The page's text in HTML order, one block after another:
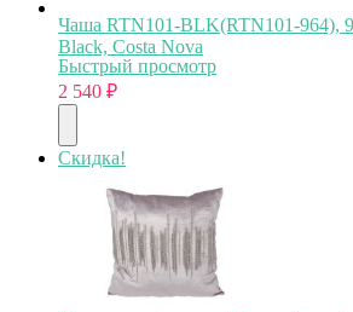
Чаша RTN101-BLK(RTN101-964),
Black, Costa Nova
Быстрый просмотр
2 540 ₽
Скидка!